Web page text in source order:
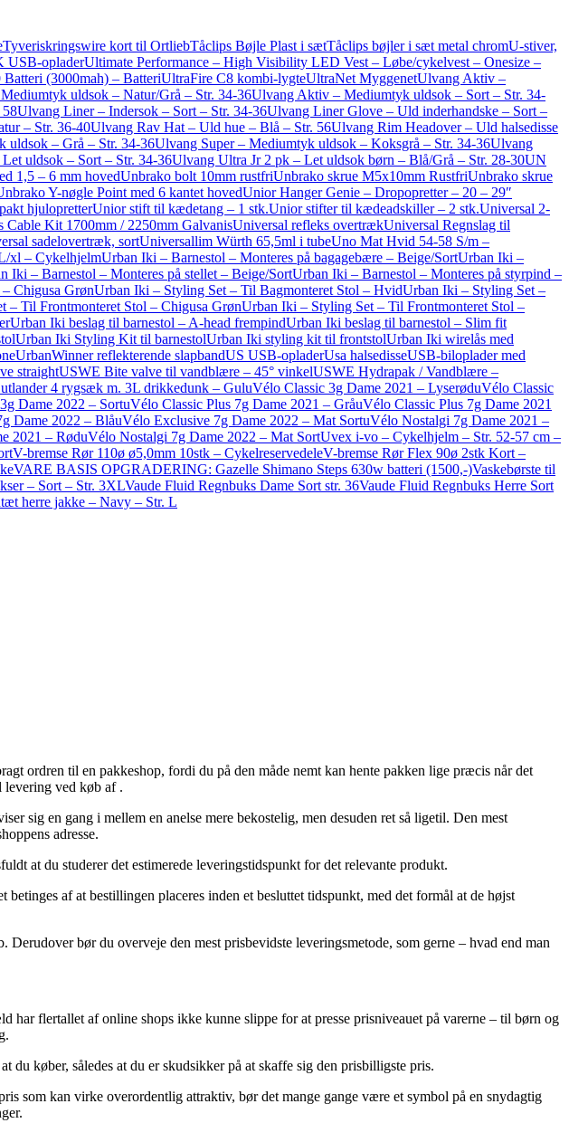
Tyveriskringswire kort til OrtliebTåclips Bøjle Plast i sætTåclips bøjler i sæt metal chromU-stiver,
USB-opladerUltimate Performance – High Visibility LED Vest – Løbe/cykelvest – Onesize –
(3000mah) – BatteriUltraFire C8 kombi-lygteUltraNet MyggenetUlvang Aktiv –
uldsok – Natur/Grå – Str. 34-36Ulvang Aktiv – Mediumtyk uldsok – Sort – Str. 34-
58Ulvang Liner – Indersok – Sort – Str. 34-36Ulvang Liner Glove – Uld inderhandske – Sort –
– Str. 36-40Ulvang Rav Hat – Uld hue – Blå – Str. 56Ulvang Rim Headover – Uld halsedisse
uldsok – Grå – Str. 34-36Ulvang Super – Mediumtyk uldsok – Koksgrå – Str. 34-36Ulvang
uldsok – Sort – Str. 34-36Ulvang Ultra Jr 2 pk – Let uldsok børn – Blå/Grå – Str. 28-30UN
1,5 – 6 mm hovedUnbrako bolt 10mm rustfriUnbrako skrue M5x10mm RustfriUnbrako skrue
Y-nøgle Point med 6 kantet hovedUnior Hanger Genie – Dropopretter – 20 – 29″
hjulopretterUnior stift til kædetang – 1 stk.Unior stifter til kædeadskiller – 2 stk.Universal 2-
Cable Kit 1700mm / 2250mm GalvanisUniversal refleks overtrækUniversal Regnslag til
sadelovertræk, sortUniversallim Würth 65,5ml i tubeUno Mat Hvid 54-58 S/m –
xl – CykelhjelmUrban Iki – Barnestol – Monteres på bagagebære – Beige/SortUrban Iki –
Iki – Barnestol – Monteres på stellet – Beige/SortUrban Iki – Barnestol – Monteres på styrpind –
Chigusa GrønUrban Iki – Styling Set – Til Bagmonteret Stol – HvidUrban Iki – Styling Set –
– Til Frontmonteret Stol – Chigusa GrønUrban Iki – Styling Set – Til Frontmonteret Stol –
Urban Iki beslag til barnestol – A-head frempindUrban Iki beslag til barnestol – Slim fit
Urban Iki Styling Kit til barnestolUrban Iki styling kit til frontstolUrban Iki wirelås med
UrbanWinner reflekterende slapbandUS USB-opladerUsa halsedisseUSB-biloplader med
straightUSWE Bite valve til vandblære – 45° vinkelUSWE Hydrapak / Vandblære –
4 rygsæk m. 3L drikkedunk – GuluVélo Classic 3g Dame 2021 – LyserøduVélo Classic
Dame 2022 – SortuVélo Classic Plus 7g Dame 2021 – GråuVélo Classic Plus 7g Dame 2021
Dame 2022 – BlåuVélo Exclusive 7g Dame 2022 – Mat SortuVélo Nostalgi 7g Dame 2021 –
2021 – RøduVélo Nostalgi 7g Dame 2022 – Mat SortUvex i-vo – Cykelhjelm – Str. 52-57 cm –
V-bremse Rør 110ø ø5,0mm 10stk – CykelreservedeleV-bremse Rør Flex 90ø 2stk Kort –
VARE BASIS OPGRADERING: Gazelle Shimano Steps 630w batteri (1500,-)Vaskebørste til
– Sort – Str. 3XLVaude Fluid Regnbuks Dame Sort str. 36Vaude Fluid Regnbuks Herre Sort
herre jakke – Navy – Str. L
ordren til en pakkeshop, fordi du på den måde nemt kan hente pakken lige præcis når det
levering ved køb af .
sig en gang i mellem en anelse mere bekostelig, men desuden ret så ligetil. Den mest
adresse.
at du studerer det estimerede leveringstidspunkt for det relevante produkt.
af at bestillingen placeres inden et besluttet tidspunkt, med det formål at de højst
bør du overveje den mest prisbevidste leveringsmetode, som gerne – hvad end man
flertallet af online shops ikke kunne slippe for at presse prisniveauet på varerne – til børn og
køber, således at du er skudsikker på at skaffe sig den prisbilligste pris.
som kan virke overordentlig attraktiv, bør det mange gange være et symbol på en snydagtig